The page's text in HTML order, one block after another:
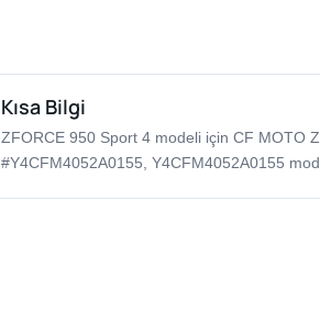
Kısa Bilgi
ZFORCE 950 Sport 4 modeli için CF MOTO
#Y4CFM4052A0155, Y4CFM4052A0155